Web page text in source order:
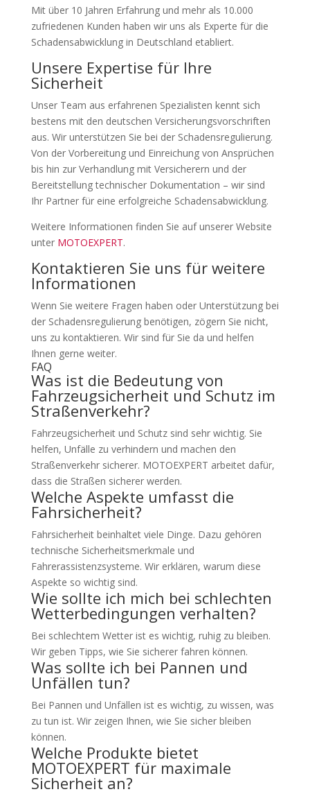
Mit über 10 Jahren Erfahrung und mehr als 10.000
zufriedenen Kunden haben wir uns als Experte für die
Schadensabwicklung in Deutschland etabliert.
Unsere Expertise für Ihre
Sicherheit
Unser Team aus erfahrenen Spezialisten kennt sich
bestens mit den deutschen Versicherungsvorschriften
aus. Wir unterstützen Sie bei der Schadensregulierung.
Von der Vorbereitung und Einreichung von Ansprüchen
bis hin zur Verhandlung mit Versicherern und der
Bereitstellung technischer Dokumentation – wir sind
Ihr Partner für eine erfolgreiche Schadensabwicklung.
Weitere Informationen finden Sie auf unserer Website
unter MOTOEXPERT.
Kontaktieren Sie uns für weitere
Informationen
Wenn Sie weitere Fragen haben oder Unterstützung bei
der Schadensregulierung benötigen, zögern Sie nicht,
uns zu kontaktieren. Wir sind für Sie da und helfen
Ihnen gerne weiter.
FAQ
Was ist die Bedeutung von
Fahrzeugsicherheit und Schutz im
Straßenverkehr?
Fahrzeugsicherheit und Schutz sind sehr wichtig. Sie
helfen, Unfälle zu verhindern und machen den
Straßenverkehr sicherer. MOTOEXPERT arbeitet dafür,
dass die Straßen sicherer werden.
Welche Aspekte umfasst die
Fahrsicherheit?
Fahrsicherheit beinhaltet viele Dinge. Dazu gehören
technische Sicherheitsmerkmale und
Fahrerassistenzsysteme. Wir erklären, warum diese
Aspekte so wichtig sind.
Wie sollte ich mich bei schlechten
Wetterbedingungen verhalten?
Bei schlechtem Wetter ist es wichtig, ruhig zu bleiben.
Wir geben Tipps, wie Sie sicherer fahren können.
Was sollte ich bei Pannen und
Unfällen tun?
Bei Pannen und Unfällen ist es wichtig, zu wissen, was
zu tun ist. Wir zeigen Ihnen, wie Sie sicher bleiben
können.
Welche Produkte bietet
MOTOEXPERT für maximale
Sicherheit an?